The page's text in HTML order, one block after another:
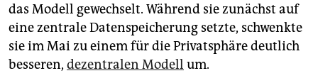
das Modell gewechselt. Während sie zunächst auf
eine zentrale Datenspeicherung setzte, schwenkte
sie im Mai zu einem für die Privatsphäre deutlich
besseren, dezentralen Modell um.